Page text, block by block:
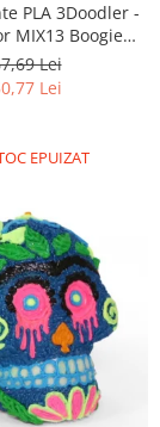
PLA 3Doodler -
MIX13 Boogie
Nights
Lei
Lei
EPUIZAT